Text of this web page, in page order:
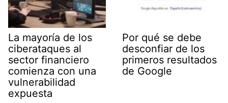
La mayoría de los
ciberataques al
sector financiero
comienza con una
vulnerabilidad
expuesta
Por qué se debe
desconfiar de los
primeros resultados
de Google